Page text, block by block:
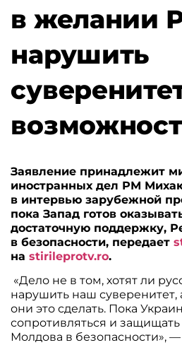
в желании
нарушить
Заявление принадлежит
иностранных дел РМ
в интервью зарубежной
пока Запад готов
достаточную поддержку,
в безопасности, передает
на stirileprotv.ro.
«Дело не в том, хотят ли
нарушить наш суверенитет,
они это сделать. Пока
сопротивляться и
Молдова в безопасности»,